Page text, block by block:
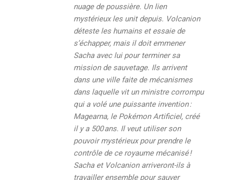
nuage de poussière. Un lien
mystérieux les unit depuis. Volcanion
déteste les humains et essaie de
s’échapper, mais il doit emmener
Sacha avec lui pour terminer sa
mission de sauvetage. Ils arrivent
dans une ville faite de mécanismes
dans laquelle vit un ministre corrompu
qui a volé une puissante invention :
Magearna, le Pokémon Artificiel, créé
il y a 500 ans. Il veut utiliser son
pouvoir mystérieux pour prendre le
contrôle de ce royaume mécanisé !
Sacha et Volcanion arriveront-ils à
travailler ensemble pour sauver